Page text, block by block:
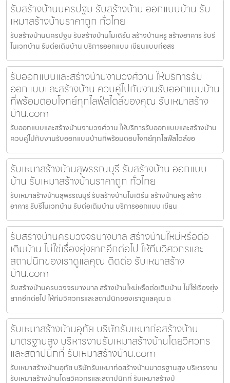
รับสร้างบ้านนครปฐม รับสร้างบ้าน ออกแบบบ้าน รับ
เหมาสร้างบ้านราคาถูก ทั่วไทย
รับสร้างบ้านนครปฐม รับสร้างบ้านโมเดิร์น สร้างบ้านหรู สร้างอาคาร รับรี
โนเวทบ้าน รับต่อเติมบ้าน บริการออกแบบ เขียนแบบก่อสร
รับออกแบบและสร้างบ้านงามวงศ์วาน ให้บริการรับ
ออกแบบและสร้างบ้าน ควบคู่ไปกับงานรับออกแบบบ้าน
ที่พร้อมตอบโจทย์ทุกไลฟ์สไตล์ของคุณ รับเหมาสร้าง
บ้าน.com
รับออกแบบและสร้างบ้านงามวงศ์วาน ให้บริการรับออกแบบและสร้างบ้าน
ควบคู่ไปกับงานรับออกแบบบ้านที่พร้อมตอบโจทย์ทุกไลฟ์สไตล์ขอ
รับเหมาสร้างบ้านสุพรรณบุรี รับสร้างบ้าน ออกแบบ
บ้าน รับเหมาสร้างบ้านราคาถูก ทั่วไทย
รับเหมาสร้างบ้านสุพรรณบุรี รับสร้างบ้านโมเดิร์น สร้างบ้านหรู สร้าง
อาคาร รับรีโนเวทบ้าน รับต่อเติมบ้าน บริการออกแบบ เขียน
รับสร้างบ้านครบวงจรบางบาล สร้างบ้านใหม่หรือต่อ
เติมบ้าน ไม่ใช่เรื่องยุ่งยากอีกต่อไป ให้ทีมวิศวกรและ
สถาปนิกของเราดูแลคุณ ติดต่อ รับเหมาสร้าง
บ้าน.com
รับสร้างบ้านครบวงจรบางบาล สร้างบ้านใหม่หรือต่อเติมบ้าน ไม่ใช่เรื่องยุ่ง
ยากอีกต่อไป ให้ทีมวิศวกรและสถาปนิกของเราดูแลคุณ ต
รับเหมาสร้างบ้านอุทัย บริษัทรับเหมาก่อสร้างบ้าน
มาตรฐานสูง บริหารงานรับเหมาสร้างบ้านโดยวิศวกร
และสถาปนิกที่ รับเหมาสร้างบ้าน.com
รับเหมาสร้างบ้านอุทัย บริษัทรับเหมาก่อสร้างบ้านมาตรฐานสูง บริหารงาน
รับเหมาสร้างบ้านโดยวิศวกรและสถาปนิกที่ รับเหมาสร้างบ้